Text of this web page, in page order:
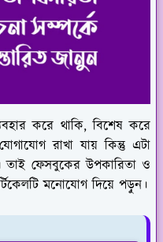
করে থাকি, বিশেষ করে
রাখা যায় কিন্তু এটা
তাই ফেসবুকের উপকারিতা ও
মনোযোগ দিয়ে পড়ুন।